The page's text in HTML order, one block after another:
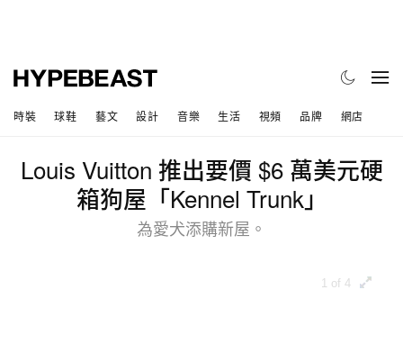
時裝 球鞋 藝文 設計 音樂 生活 視頻 品牌 網店
Louis Vuitton 推出要價 $6 萬美元硬
箱狗屋「Kennel Trunk」
為愛犬添購新屋。
1 of 4